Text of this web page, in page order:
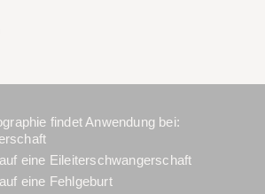
findet Anwendung bei:
eine Eileiterschwangerschaft
eine Fehlgeburt